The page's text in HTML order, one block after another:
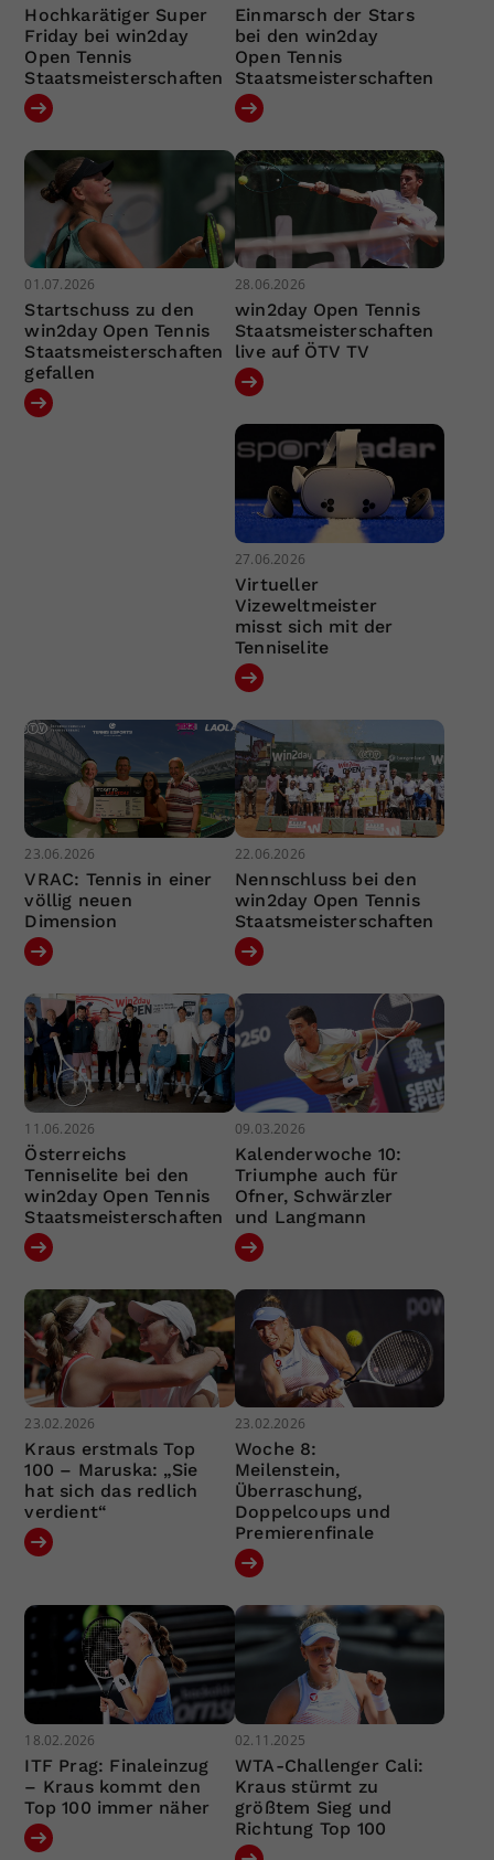
Hochkarätiger Super
Friday bei win2day
Open Tennis
Staatsmeisterschaften
Einmarsch der Stars
bei den win2day
Open Tennis
Staatsmeisterschaften
01.07.2026
Startschuss zu den
win2day Open Tennis
Staatsmeisterschaften
gefallen
28.06.2026
win2day Open Tennis
Staatsmeisterschaften
live auf ÖTV TV
27.06.2026
Virtueller
Vizeweltmeister
misst sich mit der
Tenniselite
23.06.2026
VRAC: Tennis in einer
völlig neuen
Dimension
22.06.2026
Nennschluss bei den
win2day Open Tennis
Staatsmeisterschaften
11.06.2026
Österreichs
Tenniselite bei den
win2day Open Tennis
Staatsmeisterschaften
09.03.2026
Kalenderwoche 10:
Triumphe auch für
Ofner, Schwärzler
und Langmann
23.02.2026
Kraus erstmals Top
100 – Maruska: „Sie
hat sich das redlich
verdient“
23.02.2026
Woche 8:
Meilenstein,
Überraschung,
Doppelcoups und
Premierenfinale
18.02.2026
ITF Prag: Finaleinzug
– Kraus kommt den
Top 100 immer näher
02.11.2025
WTA-Challenger Cali:
Kraus stürmt zu
größtem Sieg und
Richtung Top 100